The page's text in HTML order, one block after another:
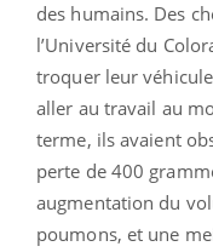
des humains. Des
l’Université du
troquer leur
aller au travail au
terme, ils avaient
perte de 400
augmentation du
poumons, et une